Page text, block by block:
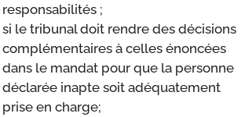
responsabilités ;
si le tribunal doit rendre des décisions
complémentaires à celles énoncées
dans le mandat pour que la personne
déclarée inapte soit adéquatement
prise en charge;